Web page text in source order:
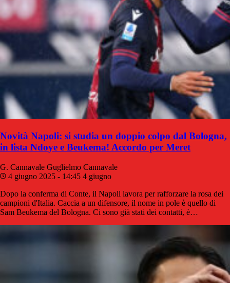
Novità Napoli: si studia un doppio colpo dal Bologna,
in lista Ndoye e Beukema! Accordo per Meret
G. Cannavale Guglielmo Cannavale
4 giugno 2025 - 14:45 4 giugno
Dopo la conferma di Conte, il Napoli lavora per rafforzare la rosa dei
campioni d'Italia. Caccia a un difensore, il nome in pole è quello di
Sam Beukema del Bologna. Ci sono già stati dei contatti, è…